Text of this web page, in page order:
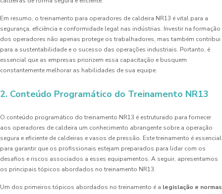
Em resumo, o treinamento para operadores de caldeira NR13 é vital para a
segurança, eficiência e conformidade legal nas indústrias. Investir na formação
dos operadores não apenas protege os trabalhadores, mas também contribui
para a sustentabilidade e o sucesso das operações industriais. Portanto, é
essencial que as empresas priorizem essa capacitação e busquem
constantemente melhorar as habilidades de sua equipe.
2. Conteúdo Programático do Treinamento NR13
O conteúdo programático do treinamento NR13 é estruturado para fornecer
aos operadores de caldeira um conhecimento abrangente sobre a operação
segura e eficiente de caldeiras e vasos de pressão. Este treinamento é essencial
para garantir que os profissionais estejam preparados para lidar com os
desafios e riscos associados a esses equipamentos. A seguir, apresentamos
os principais tópicos abordados no treinamento NR13.
Um dos primeiros tópicos abordados no treinamento é a legislação e normas